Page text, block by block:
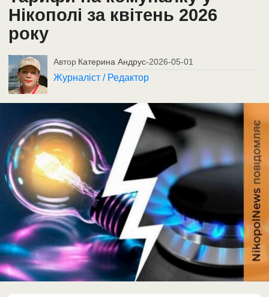
Нікополі за квітень 2026
року
Автор Катерина Андрус-2026-05-01
Журналіст / Редактор